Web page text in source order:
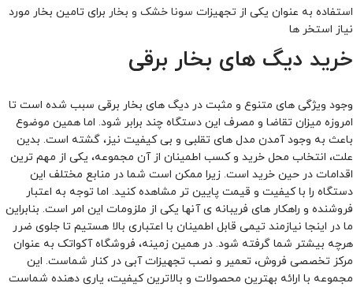
استفاده به عنوان یکی از تجهیزات سونا خشک و بخار برای تامین بخار مورد
نیاز استخر ها
خرید دیگ های بخار برقی
وجود ویژگی های متنوع و مثبت در دیگ های بخار برقی سبب شده است تا
امروزه میزان تقاضا و مصرف این دستگاه چند برابر شود. اما همین موضوع
باعث به وجود آمدن مدل های تقلبی و بی کیفیت نیز، گشته است. بدین
علت، انتخاب محل خرید و کسب اطمینان از آن مجموعه، یکی از مهم ترین
اقدامات در حین خرید است. زیرا ممکن است شما در منابع مختلف این
دستگاه را با کیفیت و قیمت پایین تر مشاهده کنید. اما توجه به اعتبار
فروشنده و راهکار های فریبانه ی آنها یکی از ملزومات این امر است. بنابراین
ما در اینجا نیازمند تیمی قابل اطمینان با اعتباری بالا هستیم تا جلوی ضرر
هرچه بیشتر شما گرفته شود. در همین زمینه، فروشگاه آکواتک به عنوان
مرکز تخصصی فروش، تعمیر و نصب تجهیزات آبی در کنار شماست. این
مجموعه با ارائه بهترین محصولات و بالاترین کیفیت، یاری دهنده شماست